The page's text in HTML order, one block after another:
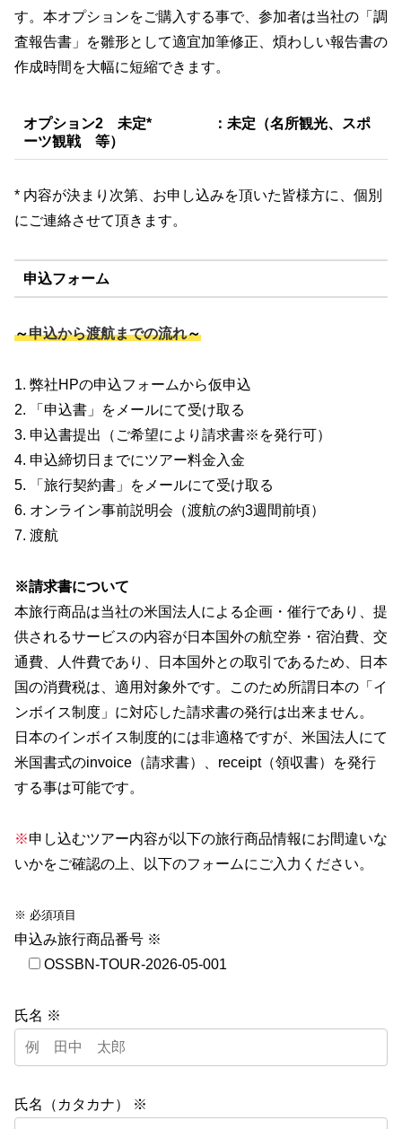
す。本オプションをご購入する事で、参加者は当社の「調
査報告書」を雛形として適宜加筆修正、煩わしい報告書の
作成時間を大幅に短縮できます。
​オプション2 未定* ：未定（名所観光、スポ
ーツ観戦 等）
* 内容が決まり次第、お申し込みを頂いた皆様方に、個別
にご連絡させて頂きます。
申込フォーム
～申込から渡航までの流れ～
1. 弊社HPの申込フォームから仮申込
2. 「申込書」をメールにて受け取る
3. 申込書提出（ご希望により請求書※を発行可）
4. 申込締切日までにツアー料金入金
5. 「旅行契約書」をメールにて受け取る
6. オンライン事前説明会（渡航の約3週間前頃）
7. 渡航
※請求書について
本旅行商品は当社の米国法人による企画・催行であり、提
供されるサービスの内容が日本国外の航空券・宿泊費、交
通費、人件費であり、日本国外との取引であるため、日本
国の消費税は、適用対象外です。このため所謂日本の「イ
ンボイス制度」に対応した請求書の発行は出来ません。
日本のインボイス制度的には非適格ですが、米国法人にて
米国書式のinvoice（請求書）、receipt（領収書）を発行
する事は可能です。
※申し込むツアー内容が以下の旅行商品情報にお間違いな
いかをご確認の上、以下のフォームにご入力ください。
※ 必須項目
申込み旅行商品番号 ※
OSSBN-TOUR-2026-05-001
氏名 ※
氏名（カタカナ） ※